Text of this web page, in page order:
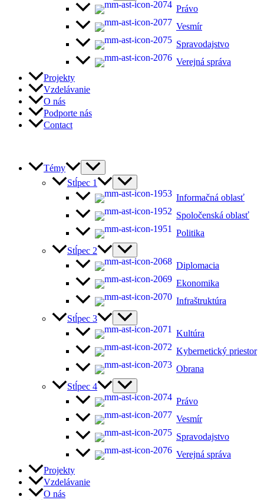
Právo
Vesmír
Spravodajstvo
Verejná správa
Projekty
Vzdelávanie
O nás
Podporte nás
Contact
Témy
Stĺpec 1
Informačná oblasť
Spoločenská oblasť
Politika
Stĺpec 2
Diplomacia
Ekonomika
Infraštruktúra
Stĺpec 3
Kultúra
Kybernetický priestor
Obrana
Stĺpec 4
Právo
Vesmír
Spravodajstvo
Verejná správa
Projekty
Vzdelávanie
O nás